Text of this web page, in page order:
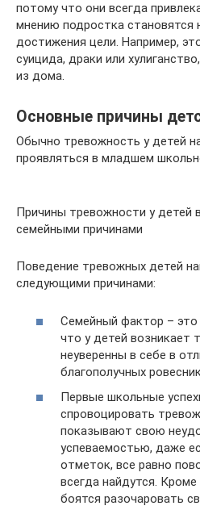
потому что они всегда
мнению подростка становятся
достижения цели. Например,
суицида, драки или
из дома.
Основные причины
Обычно тревожность у детей
проявляться в младшем
Причины тревожности у детей
семейными причинами
Поведение тревожных детей
следующими причинами:
Семейный фактор – это
что у детей возникает
неуверенны в себе в
благополучных
Первые школьные
спровоцировать
показывают свою
успеваемостью, даже
отметок, все равно
всегда найдутся.
боятся разочаровать